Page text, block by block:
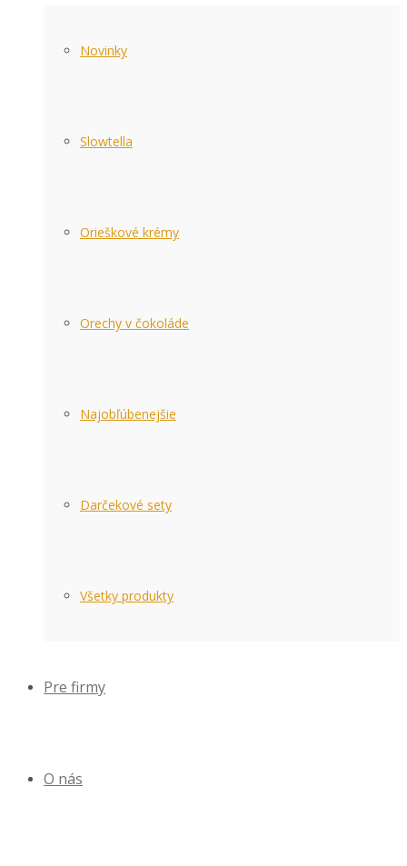
Novinky
Slowtella
Orieškové krémy
Orechy v čokoláde
Najobľúbenejšie
Darčekové sety
Všetky produkty
Pre firmy
O nás